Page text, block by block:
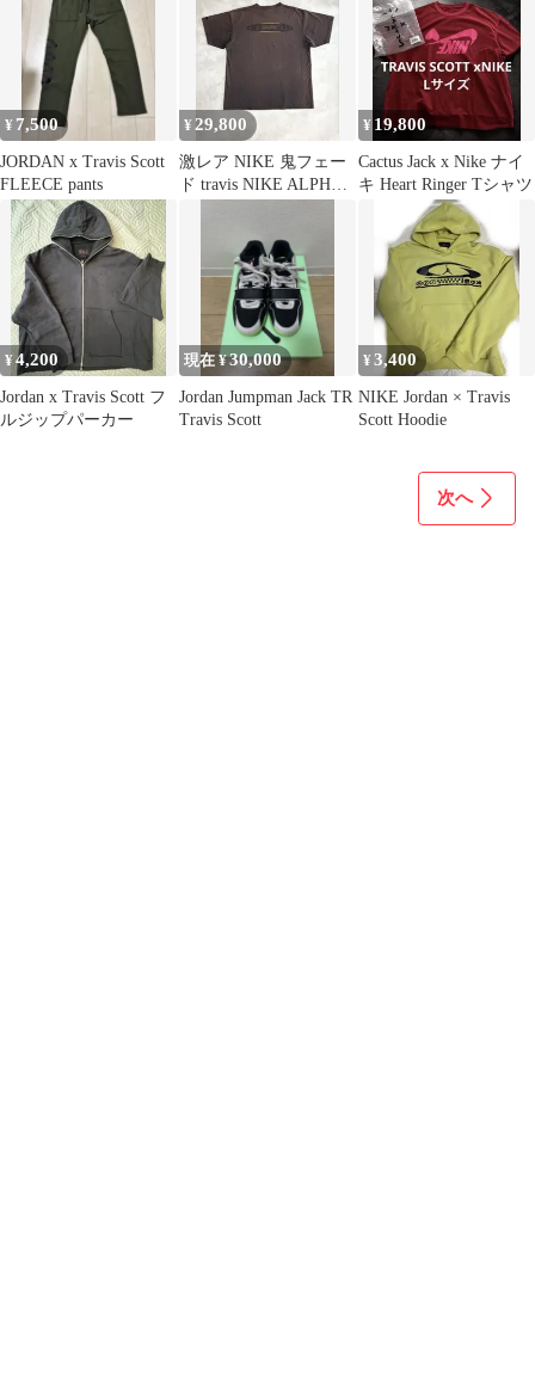
¥ 7,500
JORDAN x Travis Scott
FLEECE pants
¥ 29,800
激レア NIKE 鬼フェー
ド travis NIKE ALPHA
¥ 19,800
Cactus Jack x Nike ナイ
キ Heart Ringer Tシャツ
¥4,200
Jordan x Travis Scott フ
ルジップパーカー
現在 ¥30,000
Jordan Jumpman Jack TR
Travis Scott
¥3,400
NIKE Jordan × Travis
Scott Hoodie
次へ